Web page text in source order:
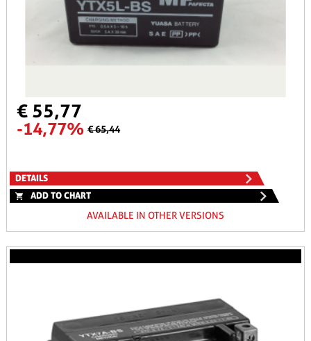
€ 55,77
-14,77% € 65,44
DETAILS
ADD TO CHART
AVAILABLE IN OTHER VERSIONS